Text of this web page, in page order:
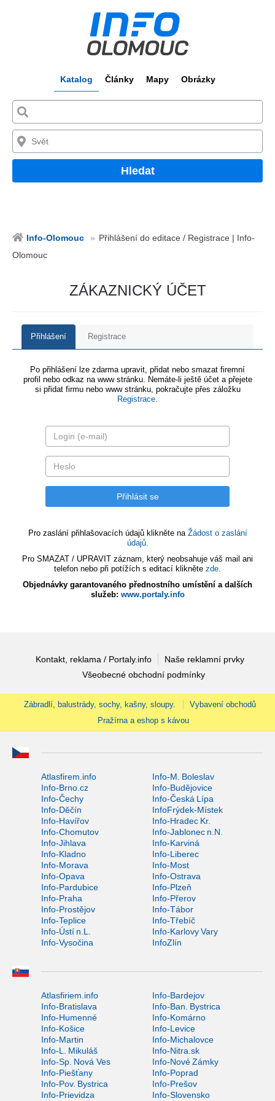
Katalog Články Mapy Obrázky
Hledat
Info-Olomouc
Přihlášení do editace / Registrace | Info-
Olomouc
ZÁKAZNICKÝ ÚČET
Přihlášení Registrace
Po přihlášení lze zdarma upravit, přidat nebo smazat firemní
profil nebo odkaz na www stránku. Nemáte-li ještě účet a přejete
si přidat firmu nebo www stránku, pokračujte přes záložku
Registrace.
Pro zaslání přihlašovacích údajů klikněte na Žádost o zaslání
údajů.
Pro SMAZAT / UPRAVIT záznam, který neobsahuje váš mail ani
telefon nebo při potížích s editací klikněte zde.
Objednávky garantovaného přednostního umístění a dalších
služeb: www.portaly.info
Kontakt, reklama / Portaly.info
Naše reklamní prvky
Všeobecné obchodní podmínky
Zábradlí, balustrády, sochy, kašny, sloupy.
Vybavení obchodů
Pražírna a eshop s kávou
Atlasfirem.info
Info-M. Boleslav
Info-Brno.cz
Info-Budějovice
Info-Čechy
Info-Česká Lípa
Info-Děčín
InfoFrýdek-Místek
Info-Havířov
Info-Hradec Kr.
Info-Chomutov
Info-Jablonec n.N.
Info-Jihlava
Info-Karviná
Info-Kladno
Info-Liberec
Info-Morava
Info-Most
Info-Opava
Info-Ostrava
Info-Pardubice
Info-Plzeň
Info-Praha
Info-Přerov
Info-Prostějov
Info-Tábor
Info-Teplice
Info-Třebíč
Info-Ústí n.L.
Info-Karlovy Vary
Info-Vysočina
InfoZlín
Atlasfiriem.info
Info-Bardejov
Info-Bratislava
Info-Ban. Bystrica
Info-Humenné
Info-Komárno
Info-Košice
Info-Levice
Info-Martin
Info-Michalovce
Info-L. Mikuláš
Info-Nitra.sk
Info-Sp. Nová Ves
Info-Nové Zámky
Info-Piešťany
Info-Poprad
Info-Pov. Bystrica
Info-Prešov
Info-Prievidza
Info-Slovensko